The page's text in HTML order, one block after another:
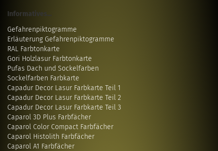
Informatives...
Gefahrenpiktogramme
Erläuterung Gefahrenpiktogramme
RAL Farbtonkarte
Gori Holzlasur Farbtonkarte
Pufas Dach und Sockelfarben
Sockelfarben Farbkarte
Capadur Decor Lasur Farbkarte Teil 1
Capadur Decor Lasur Farbkarte Teil 2
Capadur Decor Lasur Farbkarte Teil 3
Caparol 3D Plus Farbfächer
Caparol Color Compact Farbfächer
Caparol Histolith Farbfächer
Caparol A1 Farbfächer